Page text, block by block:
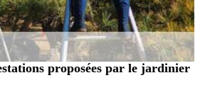
proposées par le jardinier